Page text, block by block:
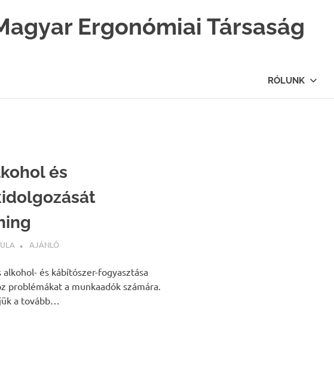
Ergonómiai Társaság
RÓLUNK
és
AJÁNLÓ
és kábítószer-fogyasztása
problémákat a munkaadók számára.
a tovább…